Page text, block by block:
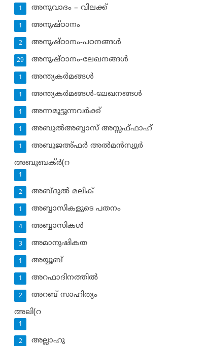
അനുവാദം – വിലക്ക്‌
1
അനുഷ്ഠാനം
1
അനുഷ്ഠാനം-പഠനങ്ങള്‍
2
അനുഷ്ഠാനം-ലേഖനങ്ങള്‍
29
അന്ത്യകര്‍മങ്ങള്‍
1
അന്ത്യകര്‍മങ്ങള്‍-ലേഖനങ്ങള്‍
1
അന്നമൂട്ടുന്നവര്‍ക്ക്
1
അബുല്‍അബ്ബാസ് അസ്സഫ്ഫാഹ്‌
1
അബൂജഅ്ഫര്‍ അല്‍മന്‍സ്വൂര്‍
1
അബൂബക്ര്‍(റ
1
അബ്ദുല്‍ മലിക്‌
2
അബ്ബാസികളുടെ പതനം
1
അബ്ബാസികള്‍
4
അമാനുഷികത
3
അയ്യൂബ്‌
1
അറഫാദിനത്തില്‍
1
അറബ് സാഹിത്യം
2
അലി(റ
1
അല്ലാഹു
2